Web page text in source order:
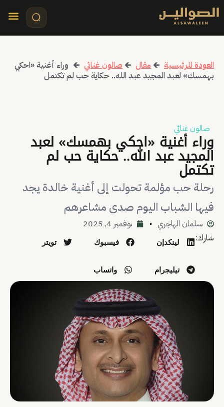
العودة للرئيسية 🡰 مقال 🡰 صالون غنائي 🡰 وراء أغنية «احكي
بهمسك» لعبد المجيد عبد الله.. حكاية حب لم تكتمل
صالون غنائي
وراء أغنية «احكي بهمسك» لعبد
المجيد عبد الله.. حكاية حب لم
تكتمل
رحلة حب مؤلمة تحولت إلى أغنية خالدة يجد
فيها الشباب اليوم صدى مشاعرهم
سلمان الهاجري نوفمبر 4, 2025
لينكدإن فيسبوك تويتر
تيليجرام واتساب
شارك: